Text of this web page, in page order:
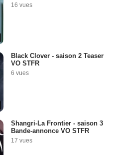
16 vues
Black Clover - saison 2 Teaser
VO STFR
6 vues
Shangri-La Frontier - saison 3
Bande-annonce VO STFR
17 vues